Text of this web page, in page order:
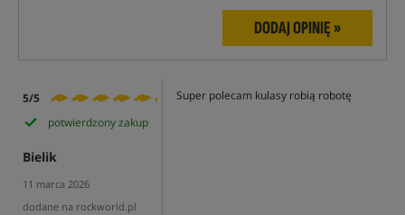
DODAJ OPINIĘ »
5/5
potwierdzony zakup
Bielik
11 marca 2026
dodane na rockworld.pl
Super polecam kulasy robią robotę